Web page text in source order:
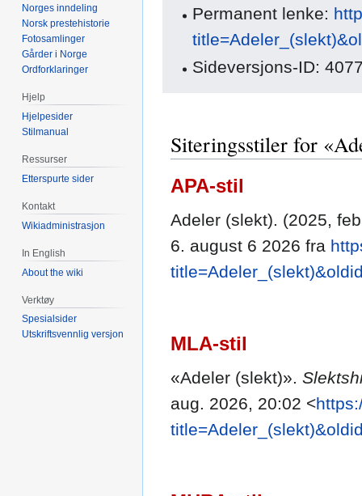
Permanent lenke:
Sideversjons-ID:
Siteringsstiler for
APA-stil
Adeler (slekt). (2025,
6. august 6 2026 fra
MLA-stil
«Adeler (slekt)».
aug. 2026, 20:02 <
Norges inndeling
Norsk prestehistorie
Fotosamlinger
Gårder i Norge
Ordforklaringer
Hjelp
Hjelpesider
Stilmanual
Ressurser
Etterspurte sider
Kontakt
Wikiadministrasjon
In English
About the wiki
Verktøy
Spesialsider
Utskriftsvennlig versjon